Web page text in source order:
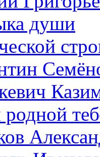
души
родной